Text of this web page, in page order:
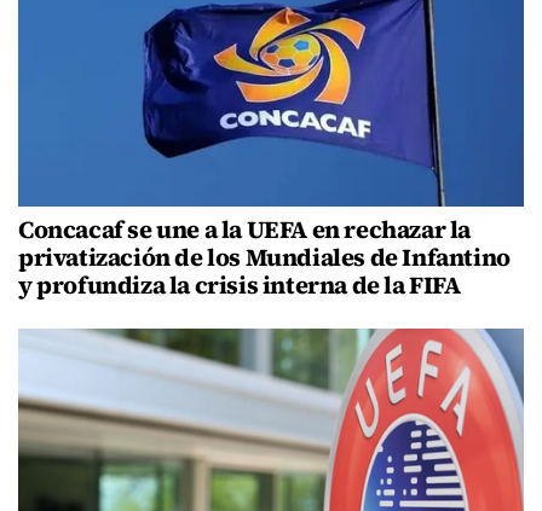
Concacaf se une a la UEFA en rechazar la
privatización de los Mundiales de Infantino
y profundiza la crisis interna de la FIFA